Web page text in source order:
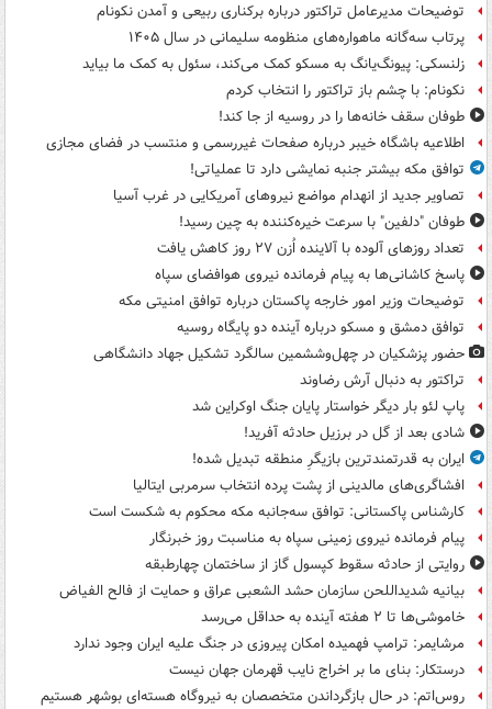
توضیحات مدیرعامل تراکتور درباره برکناری ربیعی و آمدن نکونام
پرتاب سه‌گانه ماهواره‌های منظومه سلیمانی در سال ۱۴۰۵
زلنسکی: پیونگ‌یانگ به مسکو کمک می‌کند، سئول به کمک ما بیاید
نکونام: با چشم باز تراکتور را انتخاب کردم
طوفان سقف خانه‌ها را در روسیه از جا ‌کند!
اطلاعیه باشگاه خیبر درباره صفحات غیررسمی و منتسب در فضای مجازی
توافق مکه بیشتر جنبه نمایشی دارد تا عملیاتی!
تصاویر جدید از انهدام مواضع نیروهای آمریکایی در غرب آسیا
طوفان "دلفین" با سرعت خیره‌کننده به چین رسید!
تعداد روزهای آلوده با آلاینده اُزن ۲۷ روز کاهش یافت
پاسخ کاشانی‌ها به پیام فرمانده نیروی هوافضای سپاه
توضیحات وزیر امور خارجه پاکستان درباره توافق امنیتی مکه
توافق دمشق و مسکو درباره آینده دو پایگاه روسیه
حضور پزشکیان در چهل‌وششمین سالگرد تشکیل جهاد دانشگاهی
تراکتور به دنبال آرش رضاوند
پاپ لئو بار دیگر خواستار پایان جنگ اوکراین شد
شادی بعد از گل در برزیل حادثه آفرید!
ایران به قدرتمندترین بازیگرِ منطقه تبدیل شده!
افشاگری‌های مالدینی از پشت پرده انتخاب سرمربی ایتالیا
کارشناس پاکستانی: توافق سه‌جانبه مکه محکوم به شکست است
پیام فرمانده نیروی زمینی سپاه به مناسبت روز خبرنگار
روایتی از حادثه سقوط کپسول گاز از ساختمان چهارطبقه
بیانیه شدیداللحن سازمان حشد الشعبی عراق و حمایت از فالح الفیاض
خاموشی‌ها تا ۲ هفته آینده به حداقل می‌رسد
مرشایمر: ترامپ فهمیده امکان پیروزی در جنگ علیه ایران وجود ندارد
درستکار: بنای ما بر اخراج نایب قهرمان جهان نیست
روس‌اتم: در حال بازگرداندن متخصصان به نیروگاه هسته‌ای بوشهر هستیم